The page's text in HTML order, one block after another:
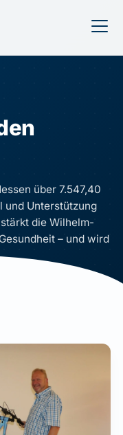
über 7.547,40
und Unterstützung
die Wilhelm-
– und wird